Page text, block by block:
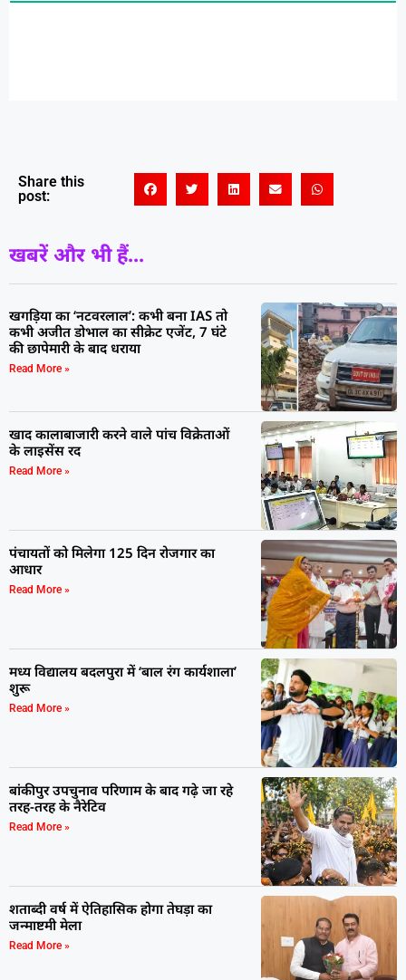
Share this
post:
खबरें और भी हैं...
खगड़िया का ‘नटवरलाल’: कभी बना IAS तो
कभी अजीत डोभाल का सीक्रेट एजेंट, 7 घंटे
की छापेमारी के बाद धराया
Read More »
खाद कालाबाजारी करने वाले पांच विक्रेताओं
के लाइसेंस रद
Read More »
पंचायतों को मिलेगा 125 दिन रोजगार का
आधार
Read More »
मध्य विद्यालय बदलपुरा में ‘बाल रंग कार्यशाला’
शुरू
Read More »
बांकीपुर उपचुनाव परिणाम के बाद गढ़े जा रहे
तरह-तरह के नैरेटिव
Read More »
शताब्दी वर्ष में ऐतिहासिक होगा तेघड़ा का
जन्माष्टमी मेला
Read More »